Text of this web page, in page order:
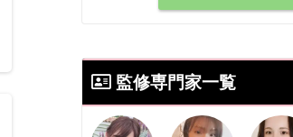
監修専門家一覧